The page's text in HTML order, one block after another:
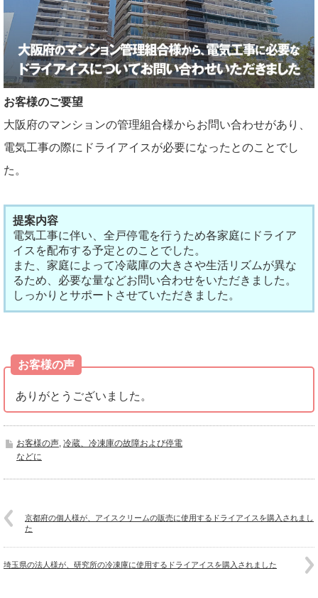
お客様のご要望
大阪府のマンションの管理組合様からお問い合わせがあり、
電気工事の際にドライアイスが必要になったとのことでし
た。
提案内容
電気工事に伴い、全戸停電を行うため各家庭にドライア
イスを配布する予定とのことでした。
また、家庭によって冷蔵庫の大きさや生活リズムが異な
るため、必要な量などお問い合わせをいただきました。
しっかりとサポートさせていただきました。
お客様の声
ありがとうございました。
お客様の声, 冷蔵、冷凍庫の故障および停電
などに
京都府の個人様が、アイスクリームの販売に使用するドライアイスを購入されまし
た
埼玉県の法人様が、研究所の冷凍庫に使用するドライアイスを購入されました